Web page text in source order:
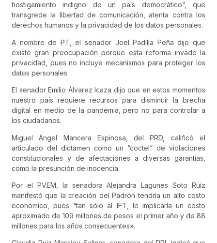
hostigamiento indigno de un país democrático”, que
transgrede la libertad de comunicación, atenta contra los
derechos humanos y la privacidad de los datos personales.
A nombre de PT, el senador Joel Padilla Peña dijo que
existe gran preocupación porque esta reforma invade la
privacidad, pues no incluye mecanismos para proteger los
datos personales.
El senador Emilio Álvarez Icaza dijo que en estos momentos
nuestro país requiere recursos para disminuir la brecha
digital en medio de la pandemia, pero no para controlar a
los ciudadanos.
Miguel Ángel Mancera Espinosa, del PRD, calificó el
articulado del dictamen como un “coctel” de violaciones
constitucionales y de afectaciones a diversas garantías,
como la presunción de inocencia.
Por el PVEM, la senadora Alejandra Lagunes Soto Ruíz
manifestó que la creación del Padrón tendría un alto costo
económico, pues “tan sólo al IFT, le implicaría un costo
aproximado de 109 millones de pesos el primer año y de 88
millones para los años consecuentes».